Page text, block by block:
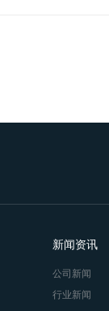
新闻资讯
公司新闻
行业新闻